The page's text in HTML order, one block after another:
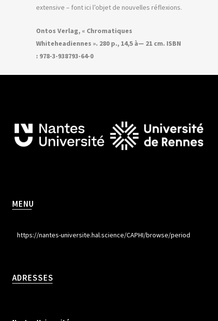
extensive – font ici l’objet de nouvelles réflexions.
Ontos Verlag, « Chromatiques
Whiteheadiennes ». 280 p., 14,5 à— 21 cm. ISBN
: 978-3-938793-64-0
MENU
https://nantes-universite.hal.science/CAPHI/browse/period
ADRESSES